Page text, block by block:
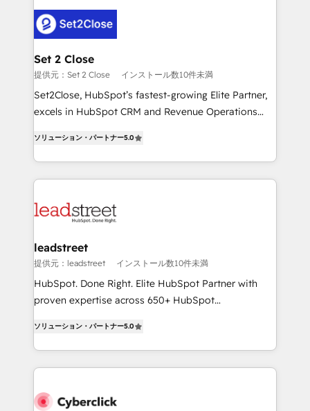
respuestas para empezar. Te ayudamos a identificar
el primer caso de uso que más impacto te dará.
días.
combine HubSpot, data, and AI to design connected
go-to-market systems that align people, process,
and technology for predictable, scalable revenue
growth. Our expertise spans RevOps, CRM and data
architecture, AI enablement, and strategic marketing,
delivered through our proprietary FLAIR framework
Partner and ISO 27001:2022 certified consultancy,
we blend strategy, creativity, and technology to help
Set 2 Close
提供元：Set 2 Close インストール数10件未満
Set2Close, HubSpot’s fastest-growing Elite Partner,
excels in HubSpot CRM and Revenue Operations
As a top HubSpot Elite Partner, we specialize in
custom HubSpot CRM solutions. Our experts design,
implement, and optimize systems to enhance user
marketing, and service teams. From setup to
management, and speed up deal closures. With 500+
projects completed, our Agile approach ensures your
HubSpot CRM drives measurable results. Our
RevOps services align your sales, marketing, and
optimize the revenue lifecycle—lead generation to
retention—by refining processes and eliminating
maximize profitability and adapt to your goals.
ソリューション・パートナー5.0
leadstreet
提供元：leadstreet インストール数10件未満
HubSpot. Done Right. Elite HubSpot Partner with
proven expertise across 650+ HubSpot
experience, we help you use the HubSpot platform
to its fullest capacity, improve your current HubSpot
website, or build your new one.
ソリューション・パートナー5.0